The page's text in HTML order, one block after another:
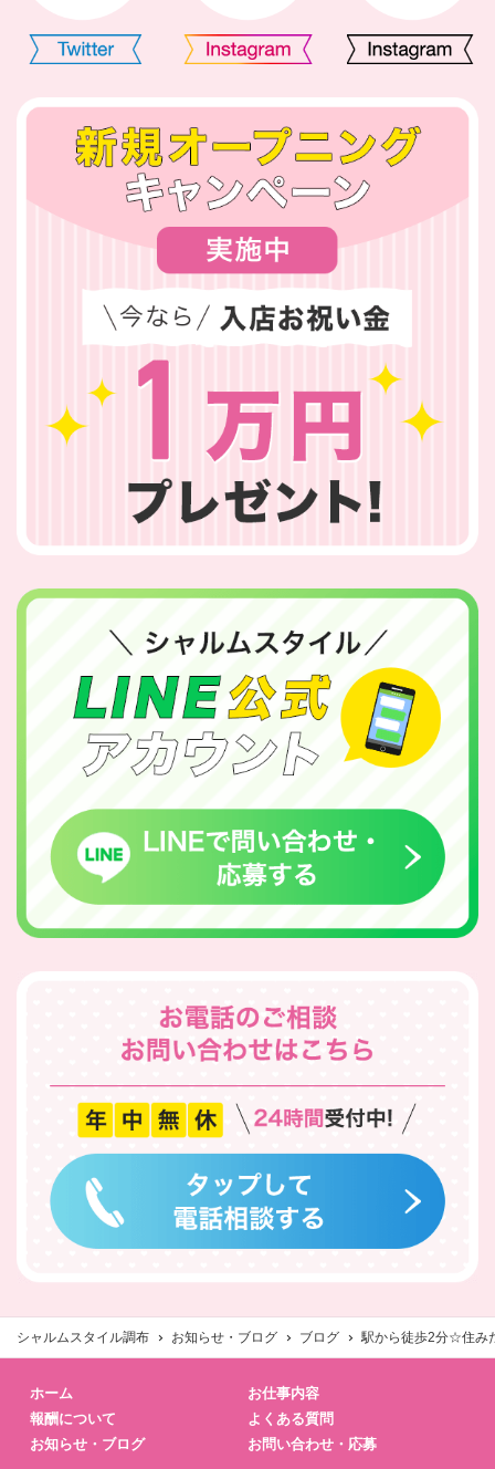
シャルムスタイル調布 お知らせ・ブログ ブログ 駅から徒歩2分☆住み
ホーム
お仕事内容
報酬について
よくある質問
お知らせ・ブログ
お問い合わせ・応募